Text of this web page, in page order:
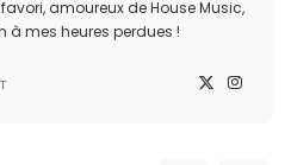
amoureux de House Music,
à mes heures perdues !